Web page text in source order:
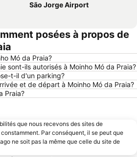
São Jorge Airport
posées à propos de
Mó da Praia?
sont-ils autorisés à Moinho Mó da Praia?
t-il d'un parking?
et de départ à Moinho Mó da Praia?
Praia?
que nous recevons des sites de
Par conséquent, il se peut que
ne soit pas la même que celle du site de